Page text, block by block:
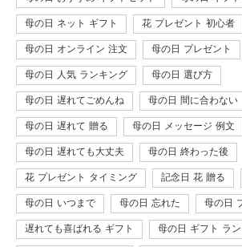
母の日 ネット ギフト 花 プレゼント 初心者
母の日 オンライン 注文 母の日 プレゼント
母の日 人気 ランキング 母の日 選び方
母の日 遅れてごめんね 母の日 間に合わない
母の日 遅れて 贈る 母の日 メッセージ 例文
母の日 遅れても大丈夫 母の日 終わった後
花 プレゼント タイミング 記念日 花 贈る
母の日 いつまで 母の日 忘れた 母の日
遅れても喜ばれる ギフト 母の日 ギフト ラ